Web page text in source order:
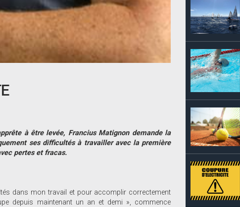
à être levée, Francius Matignon demande la
ses difficultés à travailler avec la première
pertes et fracas.
dans mon travail et pour accomplir correctement
depuis maintenant un an et demi », commence